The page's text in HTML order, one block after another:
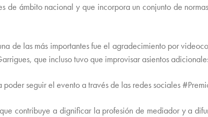
de ámbito nacional y que incorpora un conjunto de
de las más importantes fue el agradecimiento por
que incluso tuvo que improvisar asientos
seguir el evento a través de las redes sociales
contribuye a dignificar la profesión de mediador y a